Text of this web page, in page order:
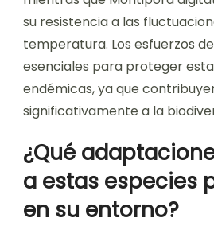
su resistencia a las
temperatura. Los esfuerzos
esenciales para proteger
endémicas, ya que
significativamente a la
¿Qué
a estas especies
en su entorno?